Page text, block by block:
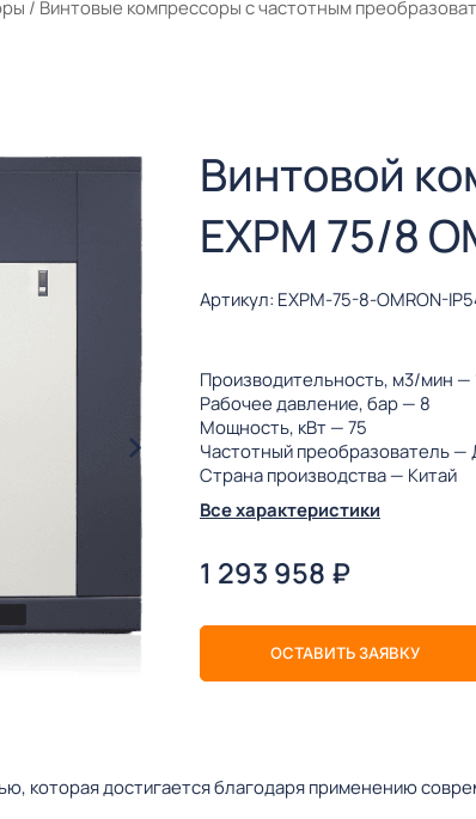
/ Винтовые компрессоры с частотным
Винтовой
EXPM 75/8
Артикул: EXPM-75-8-OMRON-
Производительность, м3/мин —
Рабочее давление, бар — 8
Мощность, кВт — 75
Частотный преобразователь —
Страна производства — Китай
Все характеристики
1 293 958 ₽
ОСТАВИТЬ ЗАЯВКУ
которая достигается благодаря применению